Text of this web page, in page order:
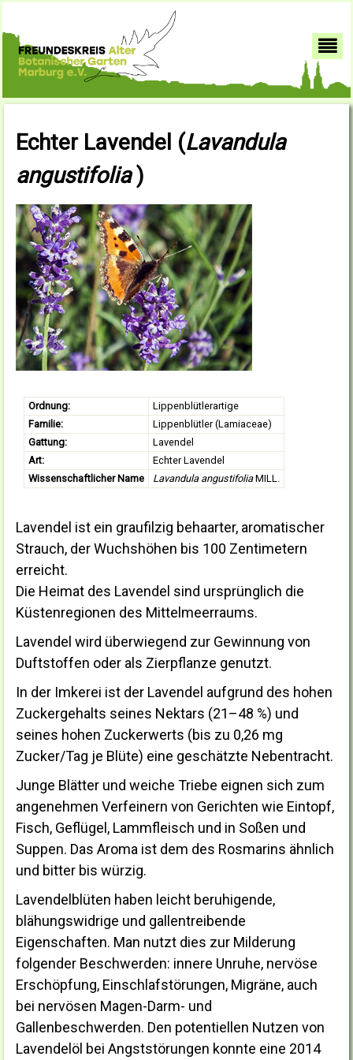
Echter Lavendel (Lavandula
angustifolia)
Ordnung:
Lippenblütlerartige
Familie:
Lippenblütler (Lamiaceae)
Gattung:
Lavendel
Art:
Echter Lavendel
Wissenschaftlicher Name
Lavandula angustifoliaMILL.
Lavendel ist ein graufilzig behaarter, aromatischer
Strauch, der Wuchshöhen bis 100 Zentimetern
erreicht.
Die Heimat des Lavendel sind ursprünglich die
Küstenregionen des Mittelmeerraums.
Lavendel wird überwiegend zur Gewinnung von
Duftstoffen oder als Zierpflanze genutzt.
In der Imkerei ist der Lavendel aufgrund des hohen
Zuckergehalts seines Nektars (21–48 %) und
seines hohen Zuckerwerts (bis zu 0,26 mg
Zucker/Tag je Blüte) eine geschätzte Nebentracht.
Junge Blätter und weiche Triebe eignen sich zum
angenehmen Verfeinern von Gerichten wie Eintopf,
Fisch, Geflügel, Lammfleisch und in Soßen und
Suppen. Das Aroma ist dem des Rosmarins ähnlich
und bitter bis würzig.
Lavendelblüten haben leicht beruhigende,
blähungswidrige und gallentreibende
Eigenschaften. Man nutzt dies zur Milderung
folgender Beschwerden: innere Unruhe, nervöse
Erschöpfung, Einschlafstörungen, Migräne, auch
bei nervösen Magen-Darm- und
Gallenbeschwerden. Den potentiellen Nutzen von
Lavendelöl bei Angststörungen konnte eine 2014